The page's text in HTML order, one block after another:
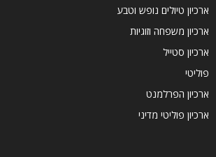
ארכיון טיולים נופש וטבע
ארכיון משפחה וזוגיות
ארכיון סטייל
פוליטי
ארכיון הפרלמנט
ארכיון פוליטי מדיני